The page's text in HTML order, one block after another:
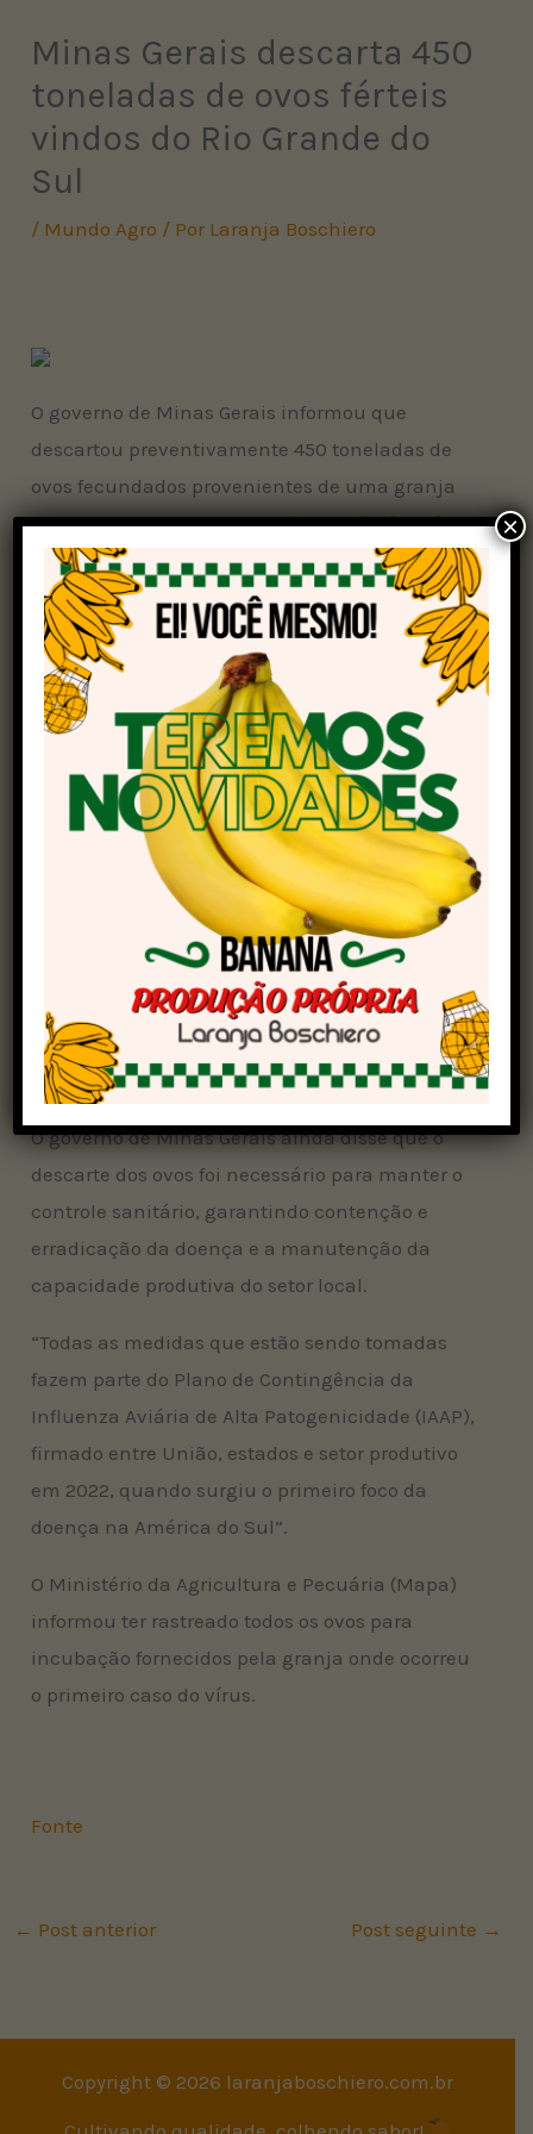
Minas Gerais descarta 450
toneladas de ovos férteis
vindos do Rio Grande do
Sul
/ Mundo Agro / Por Laranja Boschiero
O governo de Minas Gerais informou que
descartou preventivamente 450 toneladas de
ovos fecundados provenientes de uma granja
da cidade Montenegro, noRio Grande do Sul,
local em que a detecção do vírus da influenza
aviária de alta patogenicidade foi confirmada
pelo Ministério da Agricultura e Pecuária (Mapa)
na última quinta-feira (15).
O descarte dos ovos ocorreu neste sábado (17) na
região Centro-Oeste mineira. O governo de
Romeu Zema frisou que os ovos férteis são
usados para fecundação e produção de aves e
não para consumo humano.
“É importante ressaltar que a gripe aviária leva
as aves à morte, mas não representa risco para
a população por não ser transmissível por meio
do consumo da carne ou ovos”, ressaltou em
comunicado.
O governo de Minas Gerais ainda disse que o
descarte dos ovos foi necessário para manter o
controle sanitário, garantindo contenção e
erradicação da doença e a manutenção da
capacidade produtiva do setor local.
“Todas as medidas que estão sendo tomadas
fazem parte do Plano de Contingência da
Influenza Aviária de Alta Patogenicidade (IAAP),
firmado entre União, estados e setor produtivo
em 2022, quando surgiu o primeiro foco da
doença na América do Sul”.
O Ministério da Agricultura e Pecuária (Mapa)
informou ter rastreado todos os ovos para
incubação fornecidos pela granja onde ocorreu
o primeiro caso do vírus.
Fonte
← Post anterior Post seguinte →
Copyright © 2026 laranjaboschiero.com.br
×